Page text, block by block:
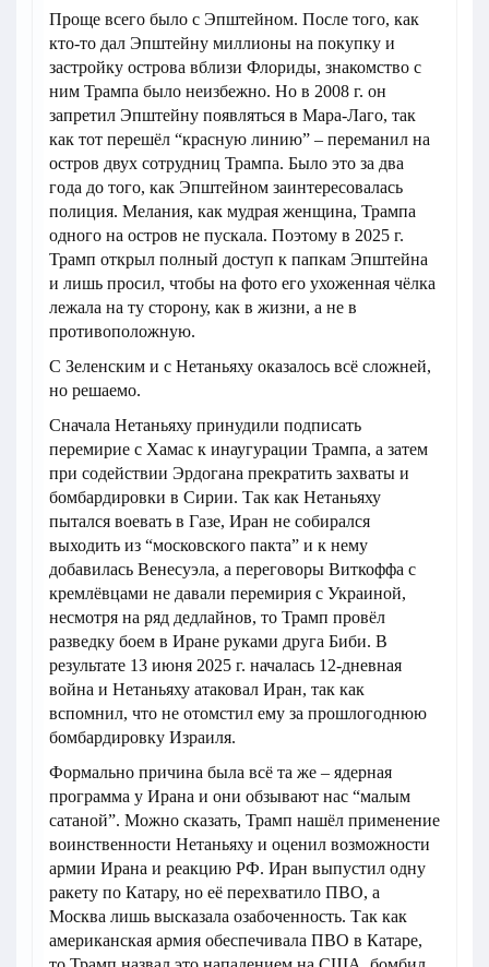
Проще всего было с Эпштейном. После того, как
кто-то дал Эпштейну миллионы на покупку и
застройку острова вблизи Флориды, знакомство с
ним Трампа было неизбежно. Но в 2008 г. он
запретил Эпштейну появляться в Мара-Лаго, так
как тот перешёл “красную линию” – переманил на
остров двух сотрудниц Трампа. Было это за два
года до того, как Эпштейном заинтересовалась
полиция. Мелания, как мудрая женщина, Трампа
одного на остров не пускала. Поэтому в 2025 г.
Трамп открыл полный доступ к папкам Эпштейна
и лишь просил, чтобы на фото его ухоженная чёлка
лежала на ту сторону, как в жизни, а не в
противоположную.
С Зеленским и с Нетаньяху оказалось всё сложней,
но решаемо.
Сначала Нетаньяху принудили подписать
перемирие с Хамас к инаугурации Трампа, а затем
при содействии Эрдогана прекратить захваты и
бомбардировки в Сирии. Так как Нетаньяху
пытался воевать в Газе, Иран не собирался
выходить из “московского пакта” и к нему
добавилась Венесуэла, а переговоры Виткоффа с
кремлёвцами не давали перемирия с Украиной,
несмотря на ряд дедлайнов, то Трамп провёл
разведку боем в Иране руками друга Биби. В
результате 13 июня 2025 г. началась 12-дневная
война и Нетаньяху атаковал Иран, так как
вспомнил, что не отомстил ему за прошлогоднюю
бомбардировку Израиля.
Формально причина была всё та же – ядерная
программа у Ирана и они обзывают нас “малым
сатаной”. Можно сказать, Трамп нашёл применение
воинственности Нетаньяху и оценил возможности
армии Ирана и реакцию РФ. Иран выпустил одну
ракету по Катару, но её перехватило ПВО, а
Москва лишь высказала озабоченность. Так как
американская армия обеспечивала ПВО в Катаре,